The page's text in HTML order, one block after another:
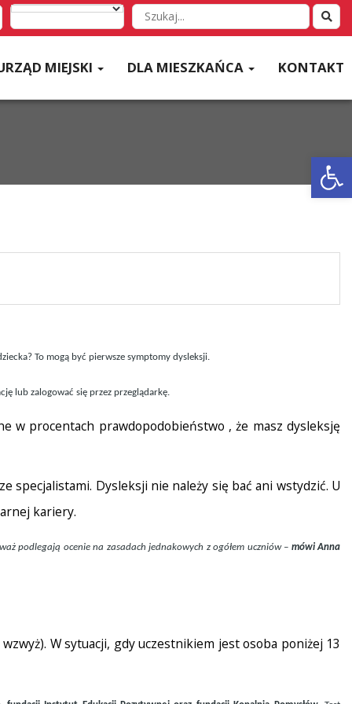
Wyszukaj
w
MIEJSKI DLA MIESZKAŃCA KONTAKT
To mogą być pierwsze symptomy dysleksji.
lub zalogować się przez przeglądarkę.
w procentach prawdopodobieństwo , że masz dysleksję
specjalistami. Dysleksji nie należy się bać ani wstydzić. U
kariery.
podlegają ocenie na zasadach jednakowych z ogółem uczniów – mówi Anna
W sytuacji, gdy uczestnikiem jest osoba poniżej 13